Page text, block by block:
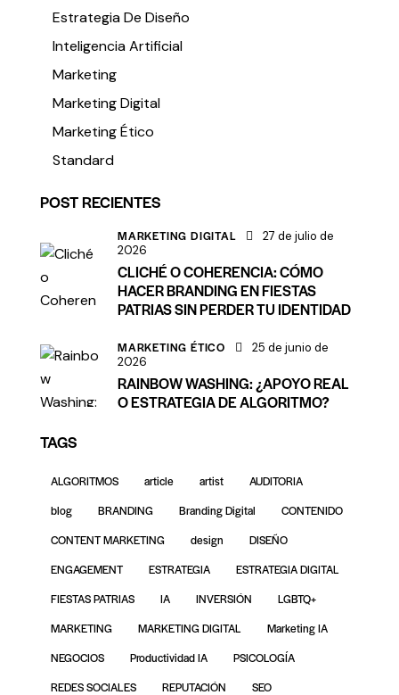
Estrategia De Diseño
Inteligencia Artificial
Marketing
Marketing Digital
Marketing Ético
Standard
POST RECIENTES
MARKETING DIGITAL
27 de julio de
2026
CLICHÉ O COHERENCIA: CÓMO
HACER BRANDING EN FIESTAS
PATRIAS SIN PERDER TU IDENTIDAD
MARKETING ÉTICO
25 de junio de
2026
RAINBOW WASHING: ¿APOYO REAL
O ESTRATEGIA DE ALGORITMO?
TAGS
ALGORITMOS article artist
AUDITORIA
blog
BRANDING Branding Digital
CONTENIDO
CONTENT MARKETING
design
DISEÑO
ENGAGEMENT
ESTRATEGIA
ESTRATEGIA DIGITAL
FIESTAS PATRIAS
IA INVERSIÓN
LGBTQ+
MARKETING
MARKETING DIGITAL
Marketing IA
NEGOCIOS
Productividad IA
PSICOLOGÍA
REDES SOCIALES
REPUTACIÓN SEO